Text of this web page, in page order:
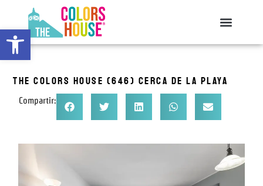
Abrir barra de herramientas
contenido
The Colors House (646) cerca de la playa
Compartir: